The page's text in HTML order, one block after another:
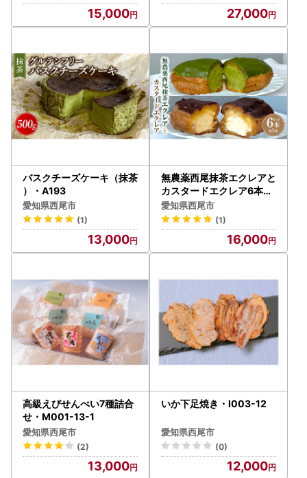
15,000 27,000
バスクチーズケーキ（抹茶
）・A193
愛知県西尾市
(1)
13,000
無農薬西尾抹茶エクレアと
カスタードエクレア6本セ
ット・N066
愛知県西尾市
(1)
16,000
高級えびせんべい7種詰合
せ・M001-13-1
愛知県西尾市
(2)
13,000
いか下足焼き・I003-12
愛知県西尾市
(0)
12,000